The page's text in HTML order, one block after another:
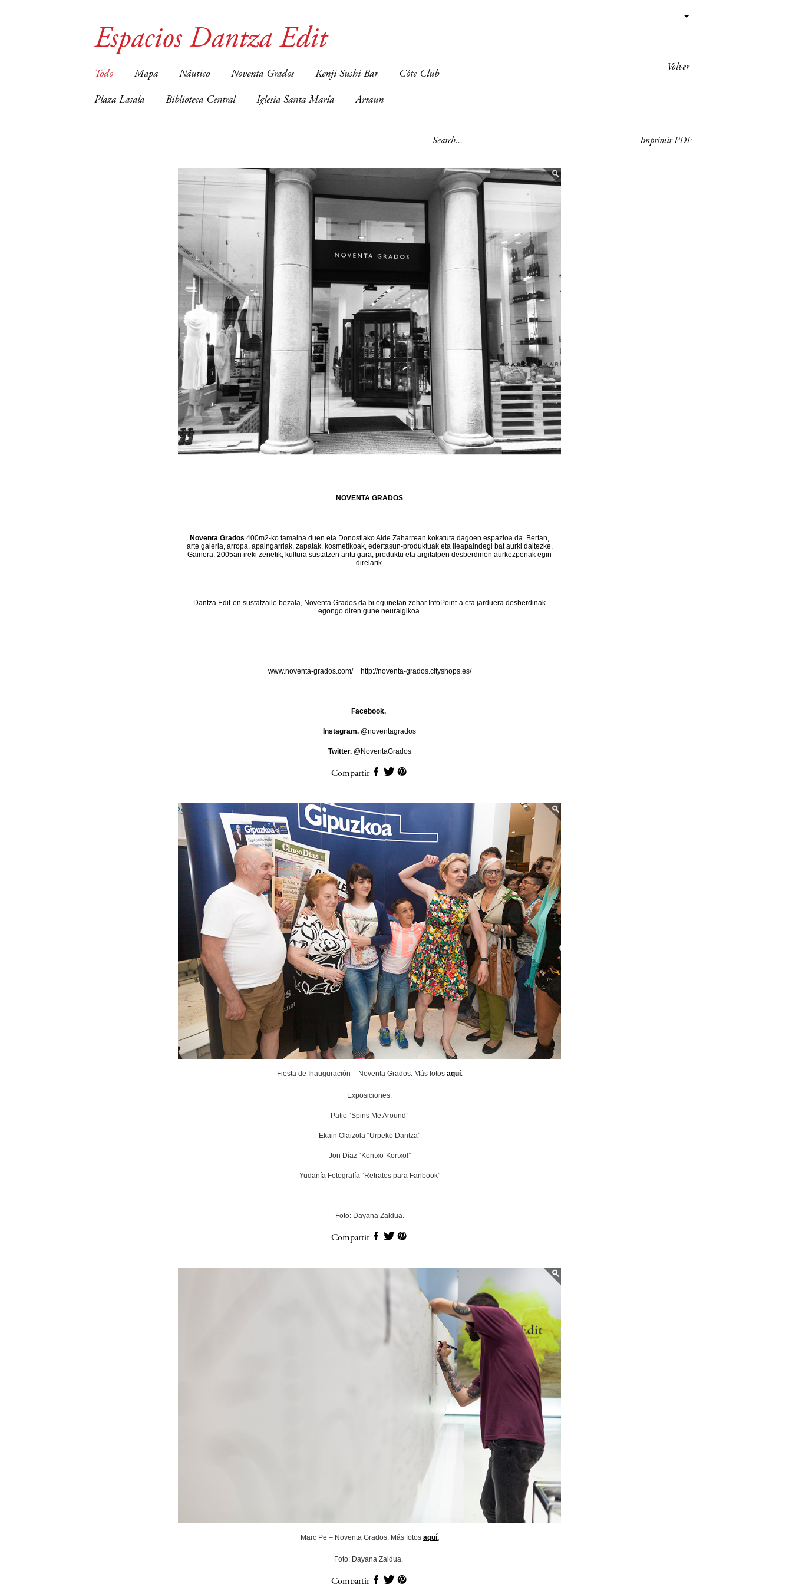
Volver
Espacios Dantza Edit
Todo Mapa Náutico Noventa Grados Kenji Sushi Bar Côte Club
Plaza Lasala Biblioteca Central Iglesia Santa María Arraun
Imprimir PDF
NOVENTA GRADOS
Noventa Grados 400m2-ko tamaina duen eta Donostiako Alde Zaharrean kokatuta dagoen espazioa da. Bertan,
arte galeria, arropa, apaingarriak, zapatak, kosmetikoak, edertasun-produktuak eta ileapaindegi bat aurki daitezke.
Gainera, 2005an ireki zenetik, kultura sustatzen aritu gara, produktu eta argitalpen desberdinen aurkezpenak egin
direlarik.
Dantza Edit-en sustatzaile bezala, Noventa Grados da bi egunetan zehar InfoPoint-a eta jarduera desberdinak
egongo diren gune neuralgikoa.
www.noventa-grados.com/+http://noventa-grados.cityshops.es/
Facebook.
Instagram. @noventagrados
Twitter.@NoventaGrados
Compartir
Fiesta de Inauguración – Noventa Grados. Más fotos aquí.
Exposiciones:
Patio “Spins Me Around”
Ekain Olaizola “Urpeko Dantza”
Jon Díaz “Kontxo-Kortxo!”
Yudanía Fotografía “Retratos para Fanbook”
Foto: Dayana Zaldua.
Compartir
Marc Pe – Noventa Grados. Más fotos aquí.
Foto: Dayana Zaldua.
Compartir